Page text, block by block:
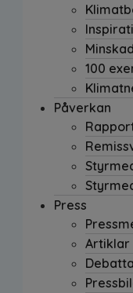
100
Påverkan
Press
Artiklar